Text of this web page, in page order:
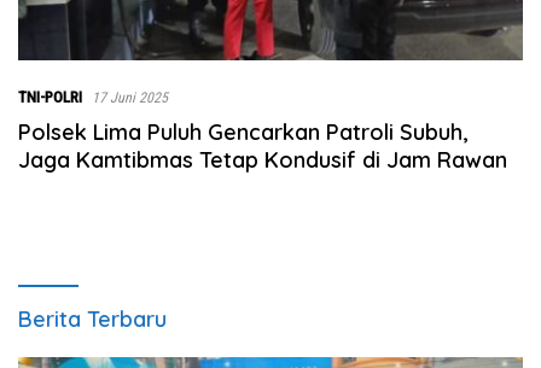
TNI-POLRI 17 Juni 2025
Polsek Lima Puluh Gencarkan Patroli Subuh,
Jaga Kamtibmas Tetap Kondusif di Jam Rawan
Berita Terbaru